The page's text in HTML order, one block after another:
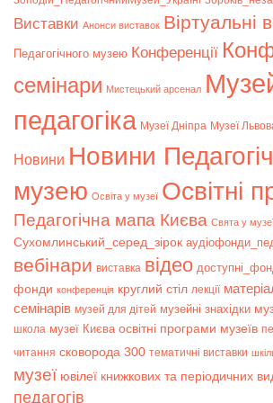
Bиставки Анонси виставок Віртуальні
Педагогічного музею Конференції
семінари Мистецький арсенал
педагогіка Музеї Дніпра Музеї
Новини Новини
музею Освіта у музеї Освітні
Педагогічна мапа Києва Свята у
Сухомлинський_серед_зірок
вебінари виставка відео
фонди конференція круглий стіл лекції
семінарів музей для дітей музейні знахідки
школа музеї Києва освітні програми музеїв
читання сковорода 300 тематичні виставки
музеї ювілеї книжкових та періодичних
педагогів